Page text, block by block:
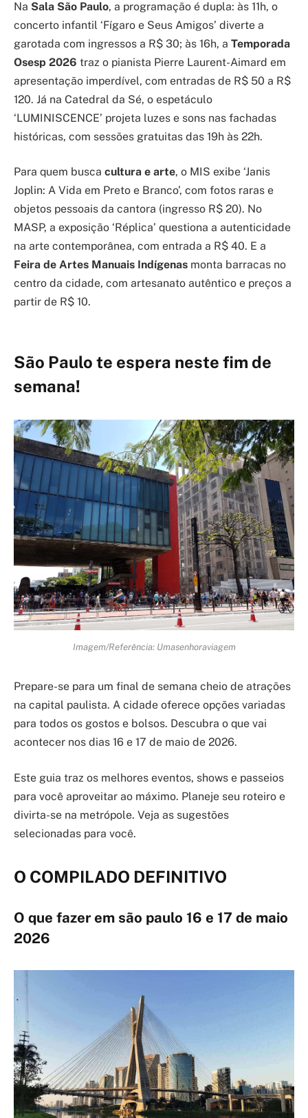
Na Sala São Paulo, a programação é dupla: às 11h, o
concerto infantil ‘Fígaro e Seus Amigos’ diverte a
garotada com ingressos a R$ 30; às 16h, a Temporada
Osesp 2026 traz o pianista Pierre Laurent-Aimard em
apresentação imperdível, com entradas de R$ 50 a R$
120. Já na Catedral da Sé, o espetáculo
‘LUMINISCENCE’ projeta luzes e sons nas fachadas
históricas, com sessões gratuitas das 19h às 22h.
Para quem busca cultura e arte, o MIS exibe ‘Janis
Joplin: A Vida em Preto e Branco’, com fotos raras e
objetos pessoais da cantora (ingresso R$ 20). No
MASP, a exposição ‘Réplica’ questiona a autenticidade
na arte contemporânea, com entrada a R$ 40. E a
Feira de Artes Manuais Indígenas monta barracas no
centro da cidade, com artesanato autêntico e preços a
partir de R$ 10.
São Paulo te espera neste fim de
semana!
Imagem/Referência: Umasenhoraviagem
Prepare-se para um final de semana cheio de atrações
na capital paulista. A cidade oferece opções variadas
para todos os gostos e bolsos. Descubra o que vai
acontecer nos dias 16 e 17 de maio de 2026.
Este guia traz os melhores eventos, shows e passeios
para você aproveitar ao máximo. Planeje seu roteiro e
divirta-se na metrópole. Veja as sugestões
selecionadas para você.
O COMPILADO DEFINITIVO
O que fazer em são paulo 16 e 17 de maio
2026